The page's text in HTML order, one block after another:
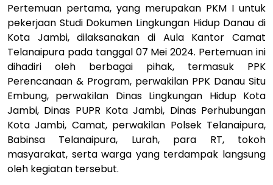
Pertemuan pertama, yang merupakan PKM I untuk
pekerjaan Studi Dokumen Lingkungan Hidup Danau di
Kota Jambi, dilaksanakan di Aula Kantor Camat
Telanaipura pada tanggal 07 Mei 2024. Pertemuan ini
dihadiri oleh berbagai pihak, termasuk PPK
Perencanaan & Program, perwakilan PPK Danau Situ
Embung, perwakilan Dinas Lingkungan Hidup Kota
Jambi, Dinas PUPR Kota Jambi, Dinas Perhubungan
Kota Jambi, Camat, perwakilan Polsek Telanaipura,
Babinsa Telanaipura, Lurah, para RT, tokoh
masyarakat, serta warga yang terdampak langsung
oleh kegiatan tersebut.